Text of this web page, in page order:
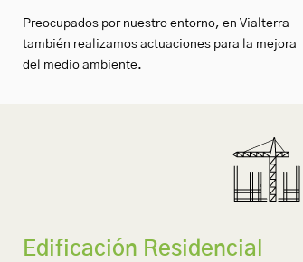
Preocupados por nuestro entorno, en Vialterra
también realizamos actuaciones para la mejora
del medio ambiente.
Edificación Residencial